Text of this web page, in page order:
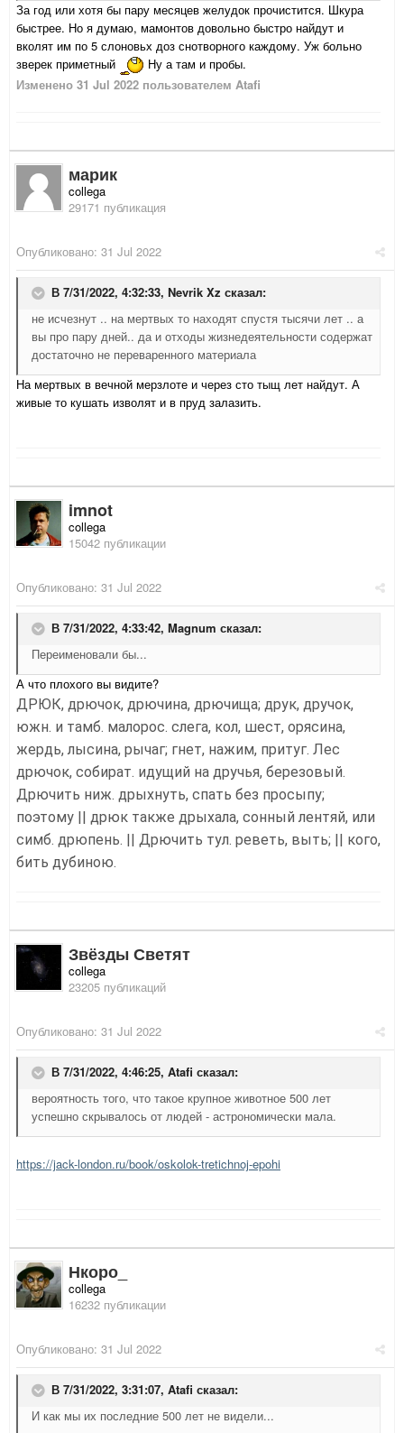
За год или хотя бы пару месяцев желудок прочистится. Шкура
быстрее. Но я думаю, мамонтов довольно быстро найдут и
вколят им по 5 слоновьх доз снотворного каждому. Уж больно
зверек приметный
Ну а там и пробы.
Изменено 31 Jul 2022 пользователем Atafi
марик
collega
29171 публикация
Опубликовано: 31 Jul 2022
В 7/31/2022, 4:32:33, Nevrik Xz сказал:
не исчезнут .. на мертвых то находят спустя тысячи лет .. а
вы про пару дней.. да и отходы жизнедеятельности содержат
достаточно не переваренного материала
На мертвых в вечной мерзлоте и через сто тыщ лет найдут. А
живые то кушать изволят и в пруд залазить.
imnot
collega
15042 публикации
Опубликовано: 31 Jul 2022
В 7/31/2022, 4:33:42, Magnum сказал:
Переименовали бы...
А что плохого вы видите?
ДРЮК, дрючок, дрючина, дрючища; друк, дручок,
южн. и тамб. малорос. слега, кол, шест, орясина,
жердь, лысина, рычаг; гнет, нажим, притуг. Лес
дрючок, собират. идущий на дручья, березовый.
Дрючить ниж. дрыхнуть, спать без просыпу;
поэтому || дрюк также дрыхала, сонный лентяй, или
симб. дрюпень. || Дрючить тул. реветь, выть; || кого,
бить дубиною.
Звёзды Светят
collega
23205 публикаций
Опубликовано: 31 Jul 2022
В 7/31/2022, 4:46:25, Atafi сказал:
вероятность того, что такое крупное животное 500 лет
успешно скрывалось от людей - астрономически мала.
https://jack-london.ru/book/oskolok-tretichnoj-epohi
Нкоро_
collega
16232 публикации
Опубликовано: 31 Jul 2022
В 7/31/2022, 3:31:07, Atafi сказал:
И как мы их последние 500 лет не видели...